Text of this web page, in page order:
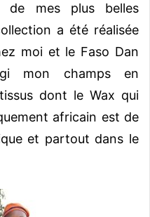
de mes plus belles
a été réalisée
moi et le Faso Dan
mon champs en
dont le Wax qui
africain est de
et partout dans le